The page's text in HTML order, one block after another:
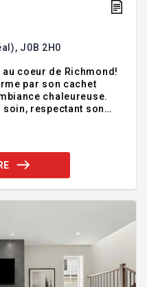
J0B 2H0
coeur de Richmond!
par son cachet
chaleureuse.
respectant son
paisible et
à proximité des
propriété rare où
coup de coeur